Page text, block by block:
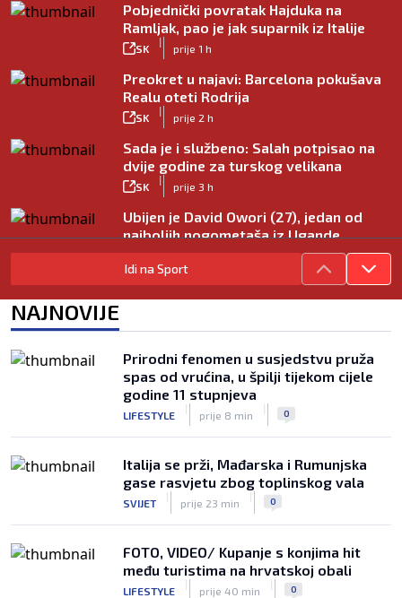
Pobjednički povratak Hajduka na
Ramljak, pao je jak suparnik iz Italije
SK
|
prije 1 h
Preokret u najavi: Barcelona pokušava
Realu oteti Rodrija
SK
|
prije 2 h
Sada je i službeno: Salah potpisao na
dvije godine za turskog velikana
SK
|
prije 3 h
Ubijen je David Owori (27), jedan od
najboljih nogometaša iz Ugande
SK prije 4 h
Garcia odabrao početnih 11 za Litvu?
Livaja se čini se vraća na klupu
Njemački kroničar govorio o Vuškoviću:
Ima samo jednu manu
SK prije 7 h
Idi na Sport
NAJNOVIJE
Prirodni fenomen u susjedstvu pruža
spas od vrućina, u špilji tijekom cijele
godine 11 stupnjeva
LIFESTYLE
|
prije 8 min
| 0
Italija se prži, Mađarska i Rumunjska
gase rasvjetu zbog toplinskog vala
SVIJET
|
prije 23 min
| 0
FOTO, VIDEO/ Kupanje s konjima hit
među turistima na hrvatskoj obali
LIFESTYLE
|
prije 40 min
| 0